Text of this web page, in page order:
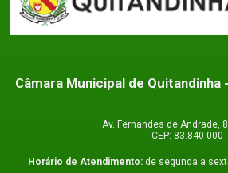
Câmara Municipal de Quitandinha-
Av. Fernandes de Andrade,
CEP: 83.840-000 -
Horário de Atendimento:de segunda a